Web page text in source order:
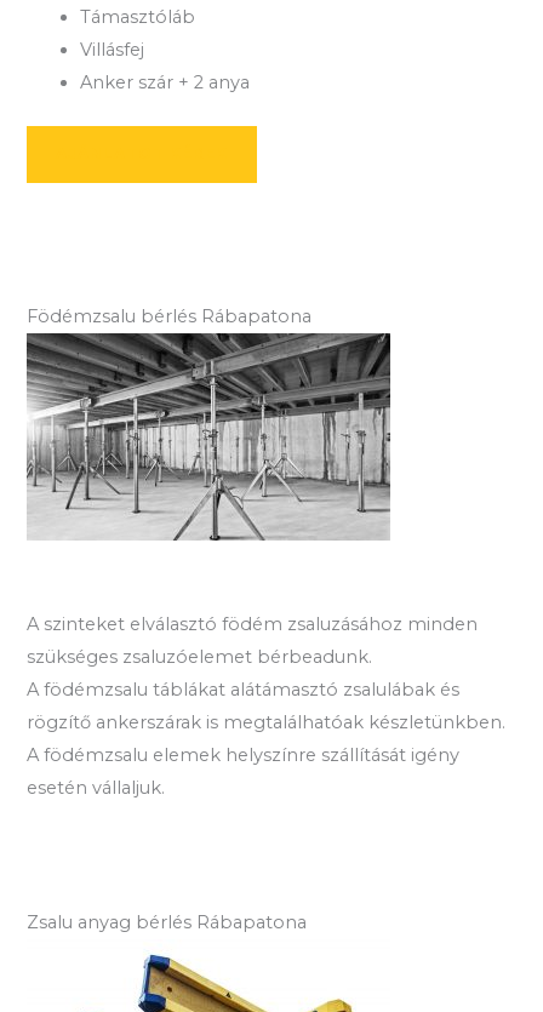
Támasztóláb
Villásfej
Anker szár + 2 anya
Födémzsalu bérlés Rábapatona
A szinteket elválasztó födém zsaluzásához minden
szükséges zsaluzóelemet bérbeadunk.
A födémzsalu táblákat alátámasztó zsalulábak és
rögzítő ankerszárak is megtalálhatóak készletünkben.
A födémzsalu elemek helyszínre szállítását igény
esetén vállaljuk.
Zsalu anyag bérlés Rábapatona